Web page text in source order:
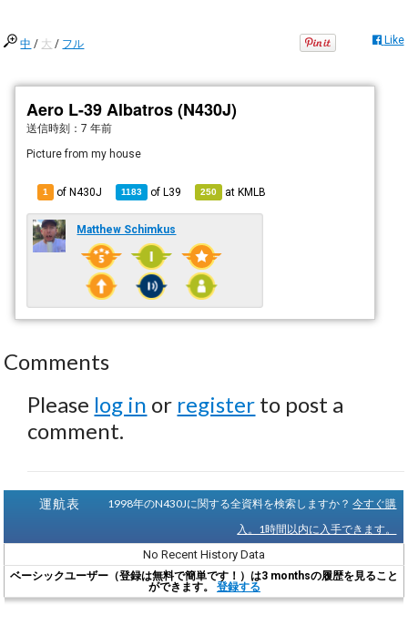
中 / 大 / フル Like
Aero L-39 Albatros (N430J)
送信時刻：7 年前
Picture from my house
1 of N430J 1183 ofL39 250 atKMLB
Matthew Schimkus
Comments
Please log in or register to post a
comment.
運航表 1998年のN430Jに関する全資料を検索しますか？今すぐ購
入。1時間以内に入手できます。
No Recent History Data
ベーシックユーザー（登録は無料で簡単です！）は3 monthsの履歴を見ること
ができます。 登録する